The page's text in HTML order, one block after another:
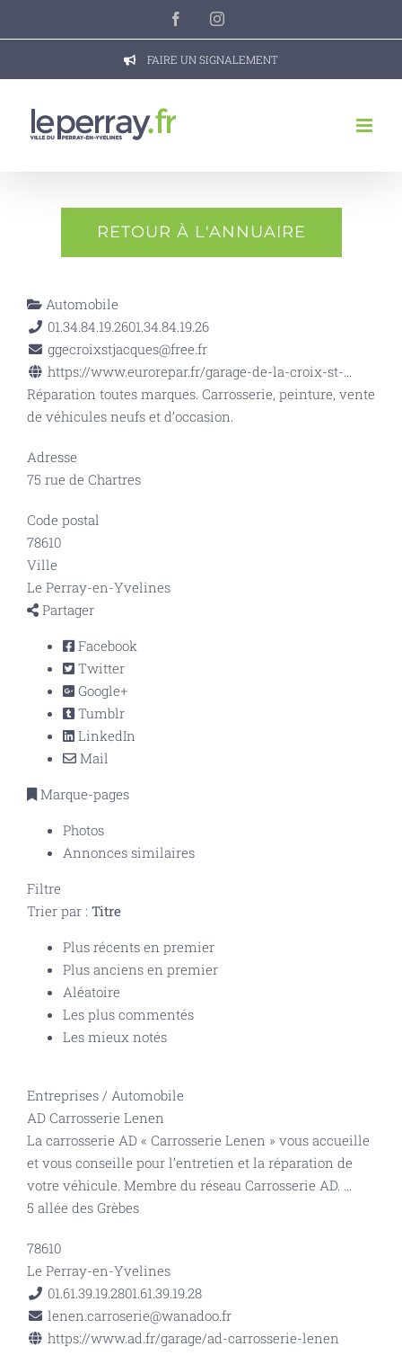
FacebookInstagram
FAIRE UN SIGNALEMENT
RETOUR À L'ANNUAIRE
Automobile
01.34.84.19.2601.34.84.19.26
ggecroixstjacques@free.fr
https://www.eurorepar.fr/garage-de-la-croix-st-...
Réparation toutes marques. Carrosserie, peinture, vente
de véhicules neufs et d’occasion.
Adresse
75 rue de Chartres
Code postal
78610
Ville
Le Perray-en-Yvelines
Partager
Facebook
Twitter
Google+
Tumblr
LinkedIn
Mail
Marque-pages
Photos
Annonces similaires
Filtre
Trier par : Titre
Plus récents en premier
Plus anciens en premier
Aléatoire
Les plus commentés
Les mieux notés
Entreprises / Automobile
AD Carrosserie Lenen
La carrosserie AD « Carrosserie Lenen » vous accueille
et vous conseille pour l’entretien et la réparation de
votre véhicule. Membre du réseau Carrosserie AD. ...
5 allée des Grèbes
78610
Le Perray-en-Yvelines
01.61.39.19.2801.61.39.19.28
lenen.carroserie@wanadoo.fr
https://www.ad.fr/garage/ad-carrosserie-lenen